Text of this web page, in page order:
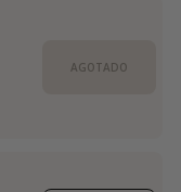
AGOTADO